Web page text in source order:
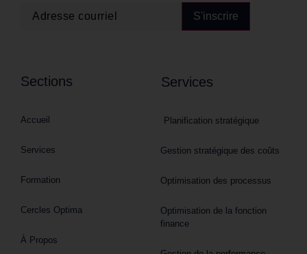
S'inscrire
Sections
Accueil
Services
Formation
Cercles Optima
À Propos
Services
Planification stratégique
Gestion stratégique des coûts
Optimisation des processus
Optimisation de la fonction
finance